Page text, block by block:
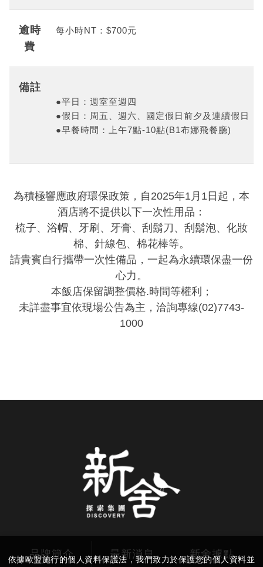
逾時
費
每小時NT ：$700元
備註
●平日：週室至週四
●假日：周五、週六、國定假日前夕及連續假日
●早餐時間：上午7點-10點(B1布娜飛餐廳)
為積極響應政府環保政策，自 2025年1月 1 日起，本
酒店將不提供以下一次性用品：
梳子、浴帽、牙刷、牙膏、刮鬍刀、刮鬍泡、化妝
棉、針線包、棉花棒等。
請貴賓自行攜帶一次性備品，一起為永續環保盡一份
心力。
本飯店保留調整價格.時間等權利；
未詳盡事宜依現場公告為主，洽詢專線(02)7743-
1000
品牌簡介 最新消息 新舍據點
依據歐盟施行的個人資料保護法，我們致力於保護您的個人資料並